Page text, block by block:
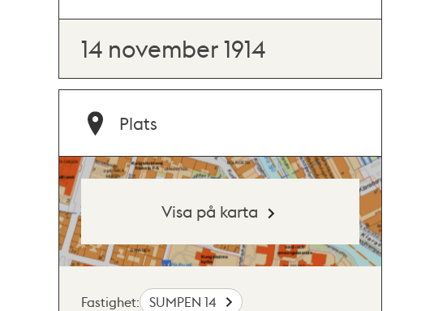
14 november 1914
Plats
Visa på karta
Fastighet: SUMPEN 14